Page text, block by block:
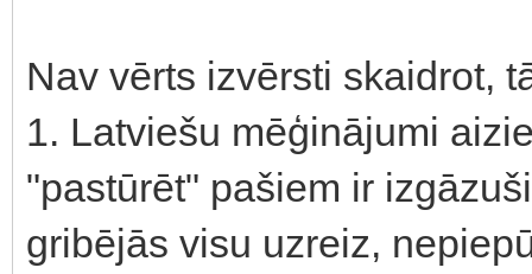
Nav vērts izvērsti skaidrot,
1. Latviešu mēģinājumi
"pastūrēt" pašiem ir
gribējās visu uzreiz,